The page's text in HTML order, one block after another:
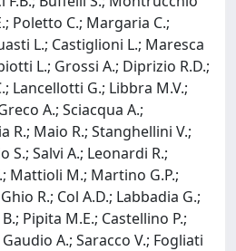
Poletto C.; Margaria C.;
L.; Castiglioni L.; Maresca
L.; Grossi A.; Diprizio R.D.;
Lancellotti G.; Libbra M.V.;
A.; Sciacqua A.;
R.; Maio R.; Stanghellini V.;
S.; Salvi A.; Leonardi R.;
Mattioli M.; Martino G.P.;
R.; Col A.D.; Labbadia G.;
Pipita M.E.; Castellino P.;
A.; Saracco V.; Fogliati